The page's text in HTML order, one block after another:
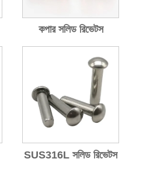
কপার সলিড রিভেটস
SUS316L সলিড রিভেটস